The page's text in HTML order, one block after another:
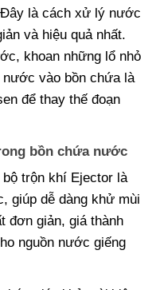
là cách xử lý nước
và hiệu quả nhất.
khoan những lổ nhỏ
vào bồn chứa là
để thay thế đoạn
bồn chứa nước
trộn khí Ejector là
giúp dễ dàng khử mùi
đơn giản, giá thành
nguồn nước giếng